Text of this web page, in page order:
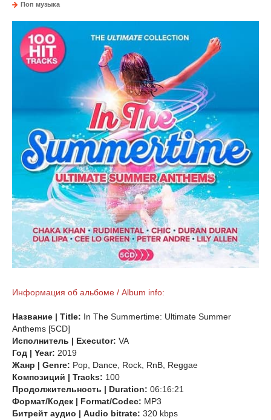
Поп музыка
Информация об альбоме / Album info:
Название | Title: In The Summertime: Ultimate Summer
Anthems [5CD]
Исполнитель | Executor: VA
Год | Year: 2019
Жанр | Genre: Pop, Dance, Rock, RnB, Reggae
Композиций | Tracks: 100
Продолжительность | Duration: 06:16:21
Формат/Кодек | Format/Codec: MP3
Битрейт аудио | Audio bitrate: 320 kbps